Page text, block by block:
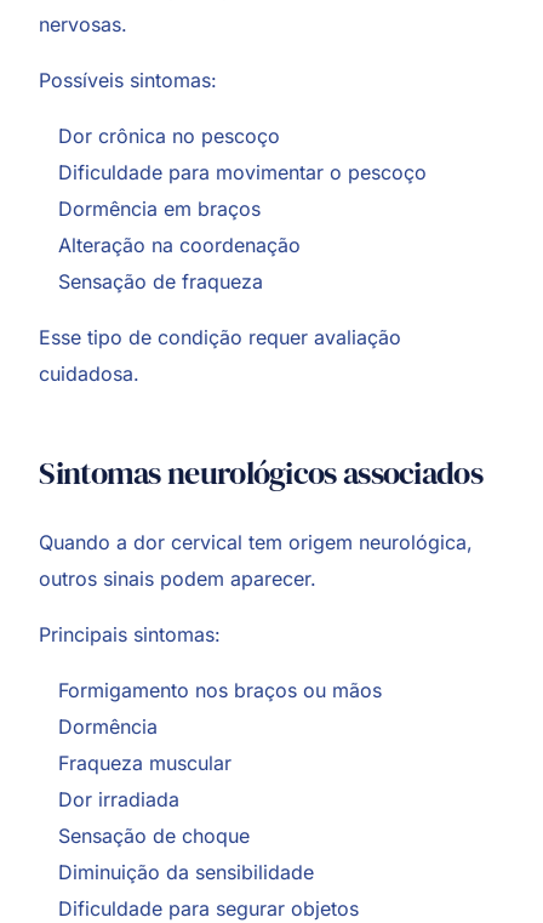
nervosas.
Possíveis sintomas:
Dor crônica no pescoço
Dificuldade para movimentar o pescoço
Dormência em braços
Alteração na coordenação
Sensação de fraqueza
Esse tipo de condição requer avaliação
cuidadosa.
Sintomas neurológicos associados
Quando a dor cervical tem origem neurológica,
outros sinais podem aparecer.
Principais sintomas:
Formigamento nos braços ou mãos
Dormência
Fraqueza muscular
Dor irradiada
Sensação de choque
Diminuição da sensibilidade
Dificuldade para segurar objetos